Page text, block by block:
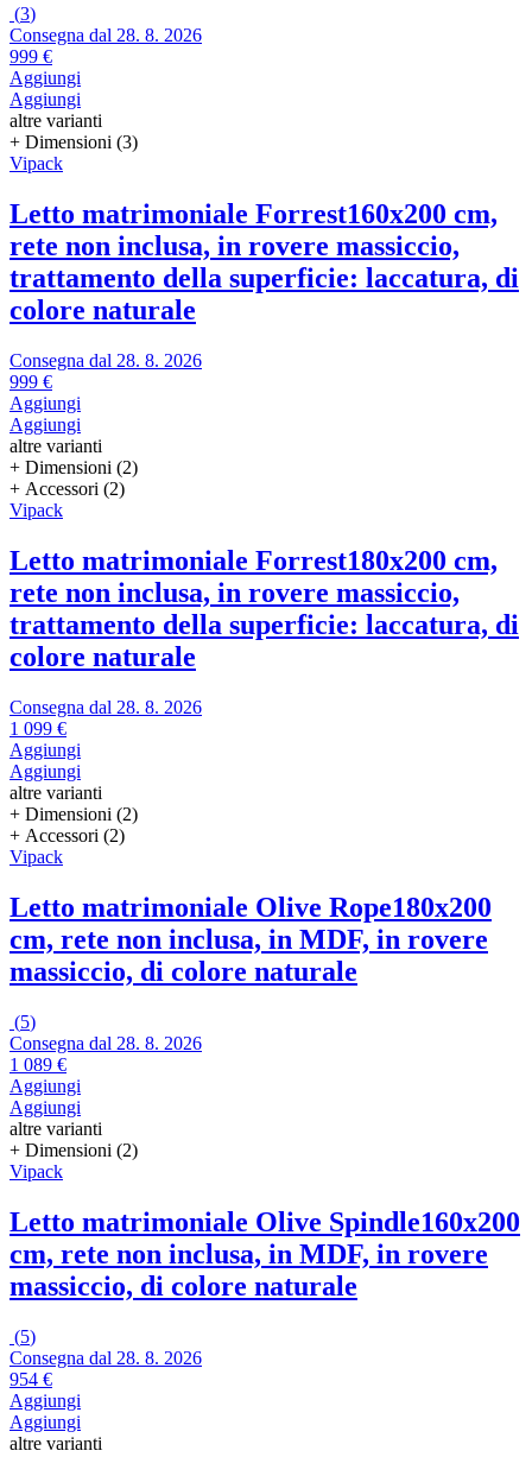
(3)
Consegna dal 28. 8. 2026
999 €
Aggiungi
Aggiungi
altre varianti
+ Dimensioni (3)
Vipack
Letto matrimoniale Forrest160x200 cm,
rete non inclusa, in rovere massiccio,
trattamento della superficie: laccatura, di
colore naturale
Consegna dal 28. 8. 2026
999 €
Aggiungi
Aggiungi
altre varianti
+ Dimensioni (2)
+ Accessori (2)
Vipack
Letto matrimoniale Forrest180x200 cm,
rete non inclusa, in rovere massiccio,
trattamento della superficie: laccatura, di
colore naturale
Consegna dal 28. 8. 2026
1 099 €
Aggiungi
Aggiungi
altre varianti
+ Dimensioni (2)
+ Accessori (2)
Vipack
Letto matrimoniale Olive Rope180x200
cm, rete non inclusa, in MDF, in rovere
massiccio, di colore naturale
(5)
Consegna dal 28. 8. 2026
1 089 €
Aggiungi
Aggiungi
altre varianti
+ Dimensioni (2)
Vipack
Letto matrimoniale Olive Spindle160x200
cm, rete non inclusa, in MDF, in rovere
massiccio, di colore naturale
(5)
Consegna dal 28. 8. 2026
954 €
Aggiungi
Aggiungi
altre varianti